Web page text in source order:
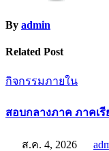
By admin
Related Post
กิจกรรมภายใน
สอบกลางภาค ภาคเรี
ส.ค. 4, 2026